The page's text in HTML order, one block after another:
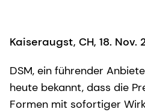
Kaiseraugst, CH, 18. Nov.
DSM, ein führender
heute bekannt, dass die
Formen mit sofortiger